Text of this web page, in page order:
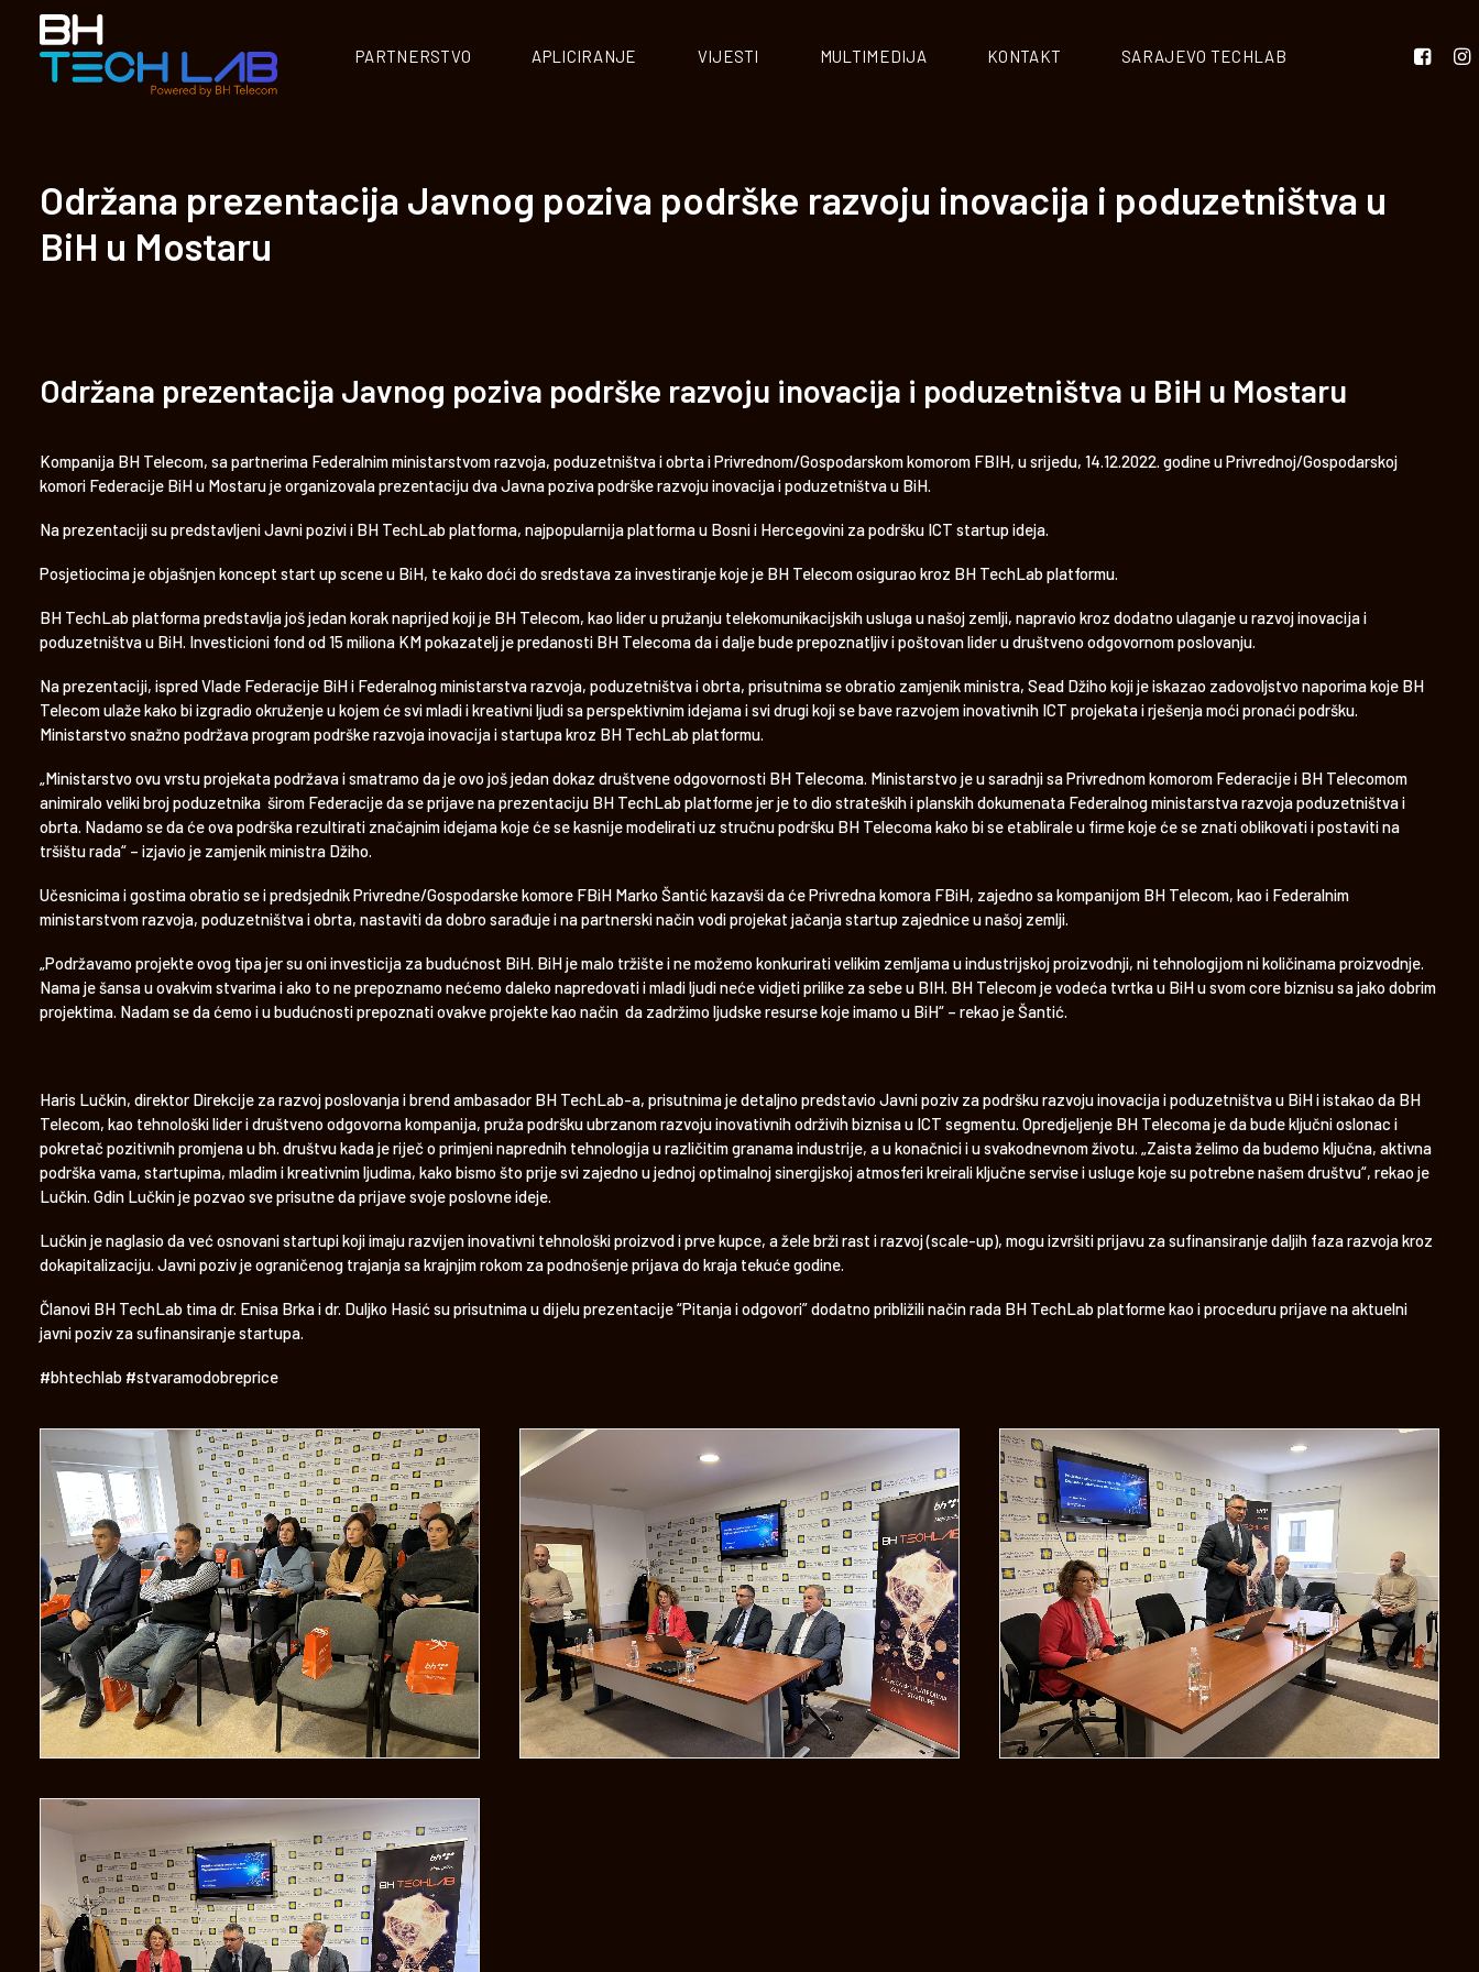
PARTNERSTVO APLICIRANJE VIJESTI MULTIMEDIJA KONTAKT SARAJEVO TECHLAB
Održana prezentacija Javnog poziva podrške razvoju inovacija i poduzetništva u
BiH u Mostaru
Održana prezentacija Javnog poziva podrške razvoju inovacija i poduzetništva u BiH u Mostaru
Kompanija BH Telecom, sa partnerima Federalnim ministarstvom razvoja, poduzetništva i obrta i Privrednom/Gospodarskom komorom FBIH, u srijedu, 14.12.2022. godine u Privrednoj/Gospodarskoj
komori Federacije BiH u Mostaru je organizovala prezentaciju dva Javna poziva podrške razvoju inovacija i poduzetništva u BiH.
Na prezentaciji su predstavljeni Javni pozivi i BH TechLab platforma, najpopularnija platforma u Bosni i Hercegovini za podršku ICT startup ideja.
Posjetiocima je objašnjen koncept start up scene u BiH, te kako doći do sredstava za investiranje koje je BH Telecom osigurao kroz BH TechLab platformu.
BH TechLab platforma predstavlja još jedan korak naprijed koji je BH Telecom, kao lider u pružanju telekomunikacijskih usluga u našoj zemlji, napravio kroz dodatno ulaganje u razvoj inovacija i
poduzetništva u BiH. Investicioni fond od 15 miliona KM pokazatelj je predanosti BH Telecoma da i dalje bude prepoznatljiv i poštovan lider u društveno odgovornom poslovanju.
Na prezentaciji, ispred Vlade Federacije BiH i Federalnog ministarstva razvoja, poduzetništva i obrta, prisutnima se obratio zamjenik ministra, Sead Džiho koji je iskazao zadovoljstvo naporima koje BH
Telecom ulaže kako bi izgradio okruženje u kojem će svi mladi i kreativni ljudi sa perspektivnim idejama i svi drugi koji se bave razvojem inovativnih ICT projekata i rješenja moći pronaći podršku.
Ministarstvo snažno podržava program podrške razvoja inovacija i startupa kroz BH TechLab platformu.
„Ministarstvo ovu vrstu projekata podržava i smatramo da je ovo još jedan dokaz društvene odgovornosti BH Telecoma. Ministarstvo je u saradnji sa Privrednom komorom Federacije i BH Telecomom
animiralo veliki broj poduzetnika širom Federacije da se prijave na prezentaciju BH TechLab platforme jer je to dio strateških i planskih dokumenata Federalnog ministarstva razvoja poduzetništva i
obrta. Nadamo se da će ova podrška rezultirati značajnim idejama koje će se kasnije modelirati uz stručnu podršku BH Telecoma kako bi se etablirale u firme koje će se znati oblikovati i postaviti na
tršištu rada“ – izjavio je zamjenik ministra Džiho.
Učesnicima i gostima obratio se i predsjednik Privredne/Gospodarske komore FBiH Marko Šantić kazavši da će Privredna komora FBiH, zajedno sa kompanijom BH Telecom, kao i Federalnim
ministarstvom razvoja, poduzetništva i obrta, nastaviti da dobro sarađuje i na partnerski način vodi projekat jačanja startup zajednice u našoj zemlji.
„Podržavamo projekte ovog tipa jer su oni investicija za budućnost BiH. BiH je malo tržište i ne možemo konkurirati velikim zemljama u industrijskoj proizvodnji, ni tehnologijom ni količinama proizvodnje.
Nama je šansa u ovakvim stvarima i ako to ne prepoznamo nećemo daleko napredovati i mladi ljudi neće vidjeti prilike za sebe u BIH. BH Telecom je vodeća tvrtka u BiH u svom core biznisu sa jako dobrim
projektima. Nadam se da ćemo i u budućnosti prepoznati ovakve projekte kao način da zadržimo ljudske resurse koje imamo u BiH“ – rekao je Šantić.
Haris Lučkin, direktor Direkcije za razvoj poslovanja i brend ambasador BH TechLab-a, prisutnima je detaljno predstavio Javni poziv za podršku razvoju inovacija i poduzetništva u BiH i istakao da BH
Telecom, kao tehnološki lider i društveno odgovorna kompanija, pruža podršku ubrzanom razvoju inovativnih održivih biznisa u ICT segmentu. Opredjeljenje BH Telecoma je da bude ključni oslonac i
pokretač pozitivnih promjena u bh. društvu kada je riječ o primjeni naprednih tehnologija u različitim granama industrije, a u konačnici i u svakodnevnom životu. „Zaista želimo da budemo ključna, aktivna
podrška vama, startupima, mladim i kreativnim ljudima, kako bismo što prije svi zajedno u jednoj optimalnoj sinergijskoj atmosferi kreirali ključne servise i usluge koje su potrebne našem društvu“, rekao je
Lučkin. Gdin Lučkin je pozvao sve prisutne da prijave svoje poslovne ideje.
Lučkin je naglasio da već osnovani startupi koji imaju razvijen inovativni tehnološki proizvod i prve kupce, a žele brži rast i razvoj (scale-up), mogu izvršiti prijavu za sufinansiranje daljih faza razvoja kroz
dokapitalizaciju. Javni poziv je ograničenog trajanja sa krajnjim rokom za podnošenje prijava do kraja tekuće godine.
Članovi BH TechLab tima dr. Enisa Brka i dr. Duljko Hasić su prisutnima u dijelu prezentacije “Pitanja i odgovori” dodatno približili način rada BH TechLab platforme kao i proceduru prijave na aktuelni
javni poziv za sufinansiranje startupa.
#bhtechlab #stvaramodobreprice